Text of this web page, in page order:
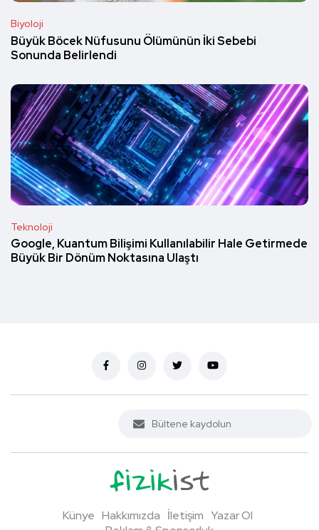
Biyoloji
Büyük Böcek Nüfusunu Ölümünün İki Sebebi
Sonunda Belirlendi
Teknoloji
Google, Kuantum Bilişimi Kullanılabilir Hale Getirmede
Büyük Bir Dönüm Noktasına Ulaştı
Künye Hakkımızda İletişim Yazar Ol